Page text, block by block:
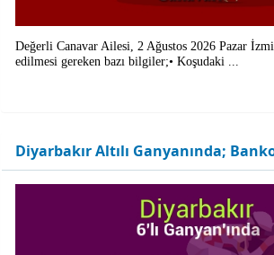
Değerli Canavar Ailesi, 2 Ağustos 2026 Pazar
edilmesi gereken bazı bilgiler;• Koşudaki ...
Diyarbakır Altılı Ganyanında;